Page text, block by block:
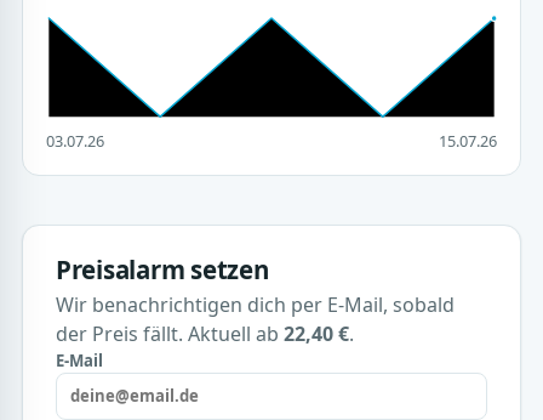
03.07.26 15.07.26
Preisalarm setzen
Wir benachrichtigen dich per E-Mail, sobald
der Preis fällt. Aktuell ab 22,40 €.
E-Mail